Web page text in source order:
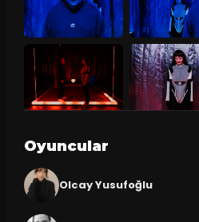
Oyuncular
Olcay Yusufoğlu